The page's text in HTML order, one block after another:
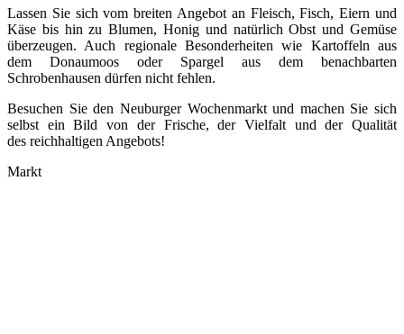
Lassen Sie sich vom breiten Angebot an Fleisch, Fisch, Eiern und
Käse bis hin zu Blumen, Honig und natürlich Obst und Gemüse
überzeugen. Auch regionale Besonderheiten wie Kartoffeln aus
dem Donaumoos oder Spargel aus dem benachbarten
Schrobenhausen dürfen nicht fehlen.
Besuchen Sie den Neuburger Wochenmarkt und machen Sie sich
selbst ein Bild von der Frische, der Vielfalt und der Qualität
des reichhaltigen Angebots!
Markt